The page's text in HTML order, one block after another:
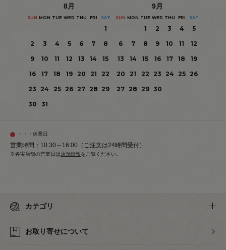
8月
SUN MON TUE WED THU FRI SAT
1
2
3 4 5 6 7
8
9
10 11 12 13 14
15
16
17 18 19 20 21
22
23
24 25 26 27 28 29
30
31
9月
SUN MON TUE WED THU FRI SAT
1 2 3 4
5
6
7 8 9 10 11
12
13
14 15 16 17 18
19
20
21 22 23 24 25
26
27 28 29 30
・・・休業日
営業時間：10:30～16:00（ご注文は24時間受付）
※各実店舗の営業日は店舗情報をご覧ください。
カテゴリ
お取り寄せについて